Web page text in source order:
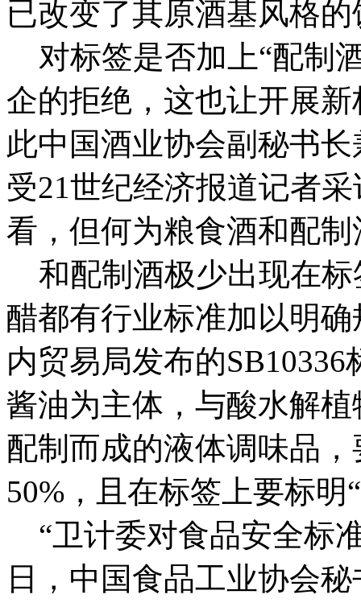
已改变了其原酒基风格
对标签是否加上“配制
企的拒绝，这也让开展
此中国酒业协会副秘书
受21世纪经济报道记者
看，但何为粮食酒和配
和配制酒极少出现在标
醋都有行业标准加以明
内贸易局发布的
酱油为主体，与酸水解
配制而成的液体调味品
50%，且在标签上要标明
“卫计委对食品安全标
日，中国食品工业协会